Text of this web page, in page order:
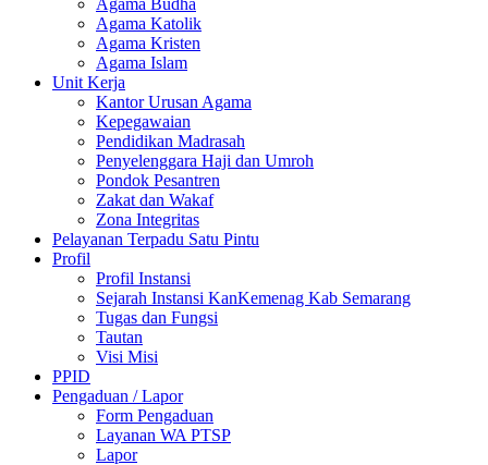
Agama Budha
Agama Katolik
Agama Kristen
Agama Islam
Unit Kerja
Kantor Urusan Agama
Kepegawaian
Pendidikan Madrasah
Penyelenggara Haji dan Umroh
Pondok Pesantren
Zakat dan Wakaf
Zona Integritas
Pelayanan Terpadu Satu Pintu
Profil
Profil Instansi
Sejarah Instansi KanKemenag Kab Semarang
Tugas dan Fungsi
Tautan
Visi Misi
PPID
Pengaduan / Lapor
Form Pengaduan
Layanan WA PTSP
Lapor